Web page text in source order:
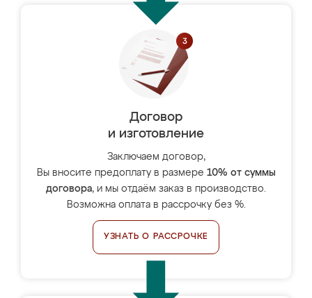
Договор
и изготовление
Заключаем договор,
Вы вносите предоплату в размере 10% от суммы
договора, и мы отдаём заказ в производство.
Возможна оплата в рассрочку без %.
УЗНАТЬ О РАССРОЧКЕ